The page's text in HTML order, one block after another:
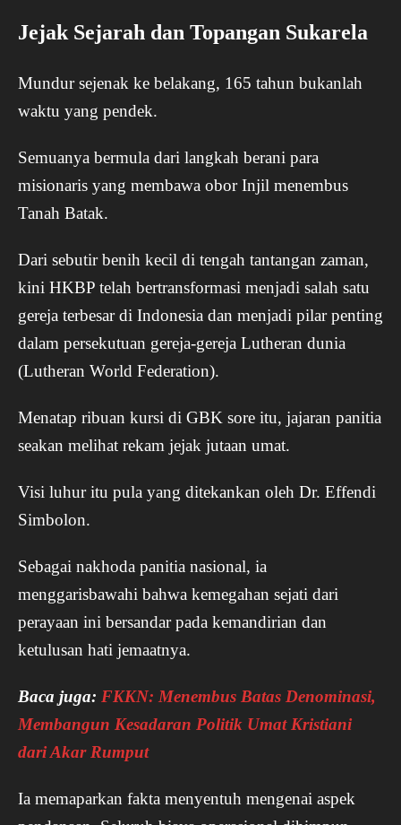
Jejak Sejarah dan Topangan Sukarela
Mundur sejenak ke belakang, 165 tahun bukanlah
waktu yang pendek.
Semuanya bermula dari langkah berani para
misionaris yang membawa obor Injil menembus
Tanah Batak.
Dari sebutir benih kecil di tengah tantangan zaman,
kini HKBP telah bertransformasi menjadi salah satu
gereja terbesar di Indonesia dan menjadi pilar penting
dalam persekutuan gereja-gereja Lutheran dunia
(Lutheran World Federation).
Menatap ribuan kursi di GBK sore itu, jajaran panitia
seakan melihat rekam jejak jutaan umat.
Visi luhur itu pula yang ditekankan oleh Dr. Effendi
Simbolon.
Sebagai nakhoda panitia nasional, ia
menggarisbawahi bahwa kemegahan sejati dari
perayaan ini bersandar pada kemandirian dan
ketulusan hati jemaatnya.
Baca juga: FKKN: Menembus Batas Denominasi,
Membangun Kesadaran Politik Umat Kristiani
dari Akar Rumput
Ia memaparkan fakta menyentuh mengenai aspek